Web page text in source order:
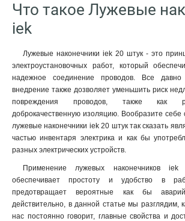
Что такое Лужевые
iek
Лужевые наконечники iek 20 штук - это
электроустановочных работ, который
надежное соединение проводов. Все
внедрение также дозволяет уменьшить риск
повреждения проводов, также как
доброкачественную изоляцию. Вообразите
лужевые наконечники iek 20 штук так сказать
частью инвентаря электрика и как бы
разных электрических устройств.
Применение лужевых наконечников
обеспечивает простоту и удобство в
предотвращает вероятные как бы
действительно, в данной статье мы разглядим,
нас постоянно говорит, главные свойства и